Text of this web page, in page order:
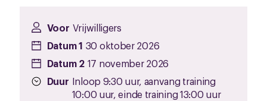
Voor Vrijwilligers
Datum 1 30 oktober 2026
Datum 2 17 november 2026
Duur Inloop 9:30 uur, aanvang training
10:00 uur, einde training 13:00 uur